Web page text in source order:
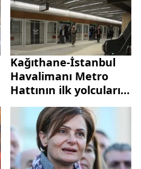
Kağıthane-İstanbul
Havalimanı Metro
Hattının ilk yolcuları
konuştu: "Gayet hızlı
ve başarılı"